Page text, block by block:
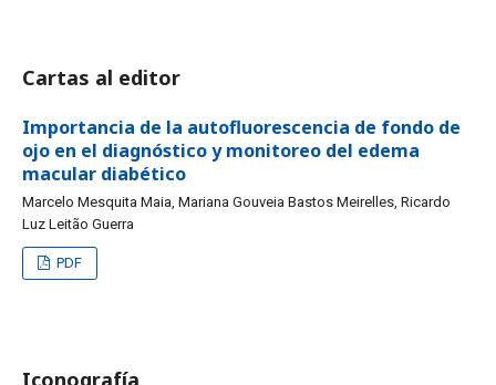
Cartas al editor
Importancia de la autofluorescencia de fondo de
ojo en el diagnóstico y monitoreo del edema
macular diabético
Marcelo Mesquita Maia, Mariana Gouveia Bastos Meirelles, Ricardo
Luz Leitão Guerra
PDF
Iconografía